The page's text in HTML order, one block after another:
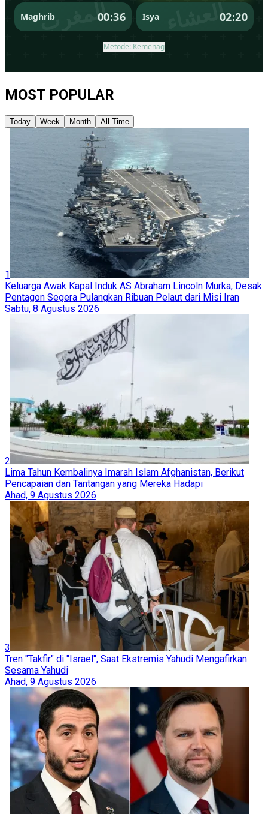
MOST POPULAR
Today Week Month All Time
1
Keluarga Awak Kapal Induk AS Abraham Lincoln Murka, Desak
Pentagon Segera Pulangkan Ribuan Pelaut dari Misi Iran
Sabtu, 8 Agustus 2026
2
Lima Tahun Kembalinya Imarah Islam Afghanistan, Berikut
Pencapaian dan Tantangan yang Mereka Hadapi
Ahad, 9 Agustus 2026
3
Tren "Takfir" di "Israel", Saat Ekstremis Yahudi Mengafirkan
Sesama Yahudi
Ahad, 9 Agustus 2026